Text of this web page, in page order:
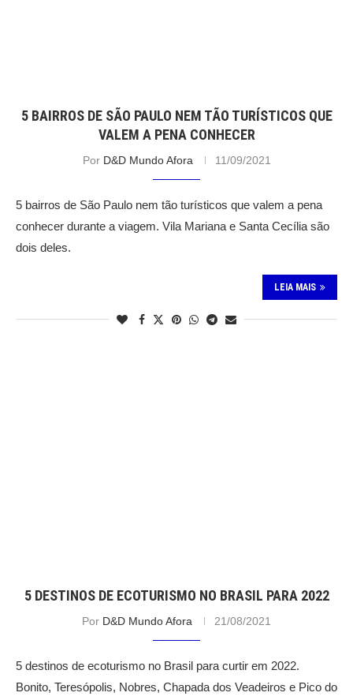
5 BAIRROS DE SÃO PAULO NEM TÃO TURÍSTICOS QUE
VALEM A PENA CONHECER
Por D&D Mundo Afora 11/09/2021
5 bairros de São Paulo nem tão turísticos que valem a pena
conhecer durante a viagem. Vila Mariana e Santa Cecília são
dois deles.
LEIA MAIS
5 DESTINOS DE ECOTURISMO NO BRASIL PARA 2022
Por D&D Mundo Afora 21/08/2021
5 destinos de ecoturismo no Brasil para curtir em 2022.
Bonito, Teresópolis, Nobres, Chapada dos Veadeiros e Pico do